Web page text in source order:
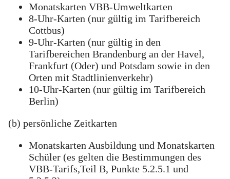
Monatskarten VBB-Umweltkarten
8-Uhr-Karten (nur gültig im Tarifbereich
Cottbus)
9-Uhr-Karten (nur gültig in den
Tarifbereichen Brandenburg an der Havel,
Frankfurt (Oder) und Potsdam sowie in den
Orten mit Stadtlinienverkehr)
10-Uhr-Karten (nur gültig im Tarifbereich
Berlin)
(b) persönliche Zeitkarten
Monatskarten Ausbildung und Monatskarten
Schüler (es gelten die Bestimmungen des
VBB-Tarifs,Teil B, Punkte 5.2.5.1 und